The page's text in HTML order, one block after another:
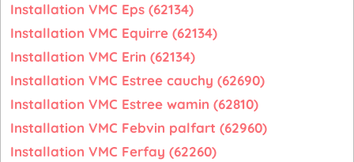
Installation VMC Eps (62134)
Installation VMC Equirre (62134)
Installation VMC Erin (62134)
Installation VMC Estree cauchy (62690)
Installation VMC Estree wamin (62810)
Installation VMC Febvin palfart (62960)
Installation VMC Ferfay (62260)